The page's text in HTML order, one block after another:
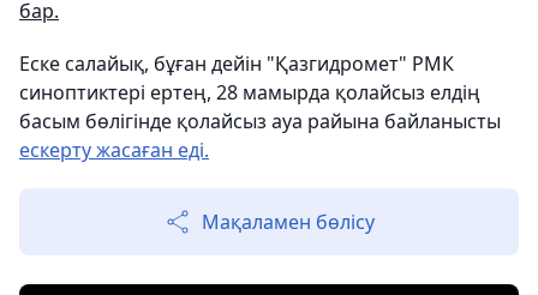
бар.
Еске салайық, бұған дейін "Қазгидромет" РМК
синоптиктері ертең, 28 мамырда қолайсыз елдің
басым бөлігінде қолайсыз ауа райына байланысты
ескерту жасаған еді.
Мақаламен бөлісу